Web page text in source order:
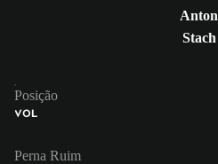
Anton
Stach
Posição
VOL
Perna Ruim